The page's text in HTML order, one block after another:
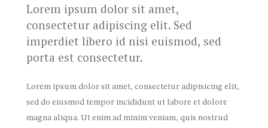
Lorem ipsum dolor sit amet,
consectetur adipiscing elit. Sed
imperdiet libero id nisi euismod, sed
porta est consectetur.
Lorem ipsum dolor sit amet, consectetur adipisicing elit,
sed do eiusmod tempor incididunt ut labore et dolore
magna aliqua. Ut enim ad minim veniam, quis nostrud